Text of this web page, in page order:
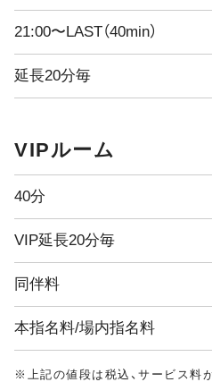
みずき
本日の
どんな味かは飲んでか
7/30・7/31限定
2日間限
普段とは一味違う特別な雰囲
8/1(土)〜8/4(
4Days
21:00〜LAST（40min）
延長20分毎
VIPルーム
40分
VIP延長20分毎
同伴料
本指名料/場内指名料
※上記の値段は税込、サービス料